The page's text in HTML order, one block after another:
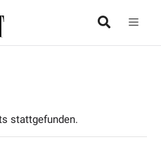
stattgefunden.